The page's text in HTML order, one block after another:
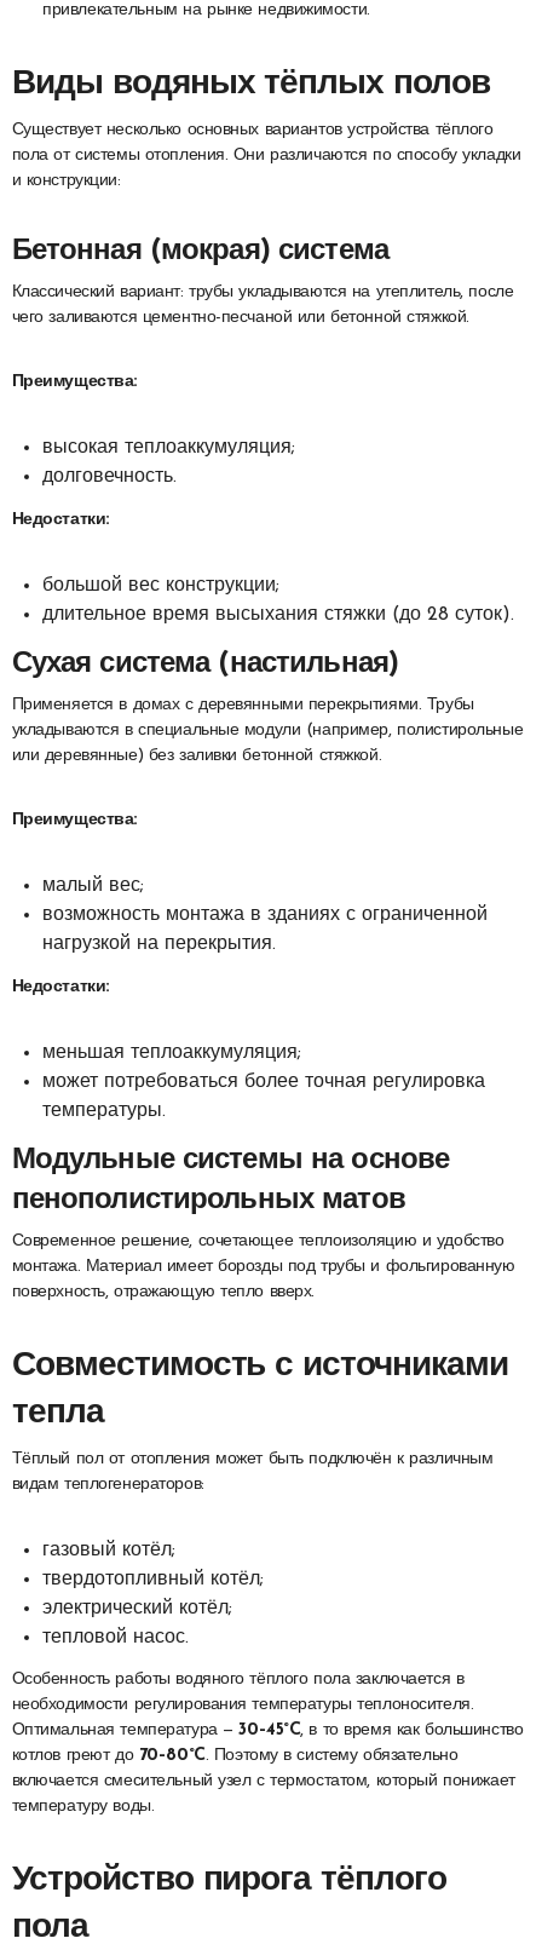
привлекательным на рынке недвижимости.
Виды водяных тёплых полов
Существует несколько основных вариантов устройства тёплого
пола от системы отопления. Они различаются по способу укладки
и конструкции:
Бетонная (мокрая) система
Классический вариант: трубы укладываются на утеплитель, после
чего заливаются цементно-песчаной или бетонной стяжкой.
Преимущества:
высокая теплоаккумуляция;
долговечность.
Недостатки:
большой вес конструкции;
длительное время высыхания стяжки (до 28 суток).
Сухая система (настильная)
Применяется в домах с деревянными перекрытиями. Трубы
укладываются в специальные модули (например, полистирольные
или деревянные) без заливки бетонной стяжкой.
Преимущества:
малый вес;
возможность монтажа в зданиях с ограниченной
нагрузкой на перекрытия.
Недостатки:
меньшая теплоаккумуляция;
может потребоваться более точная регулировка
температуры.
Модульные системы на основе
пенополистирольных матов
Современное решение, сочетающее теплоизоляцию и удобство
монтажа. Материал имеет борозды под трубы и фольгированную
поверхность, отражающую тепло вверх.
Совместимость с источниками
тепла
Тёплый пол от отопления может быть подключён к различным
видам теплогенераторов:
газовый котёл;
твердотопливный котёл;
электрический котёл;
тепловой насос.
Особенность работы водяного тёплого пола заключается в
необходимости регулирования температуры теплоносителя.
Оптимальная температура —30–45°C, в то время как большинство
котлов греют до 70–80°C. Поэтому в систему обязательно
включается смесительный узел с термостатом, который понижает
температуру воды.
Устройство пирога тёплого
пола